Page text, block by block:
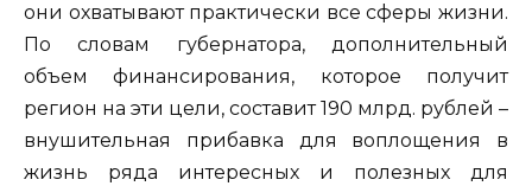
они охватывают практически все сферы жизни.
По словам губернатора, дополнительный
объем финансирования, которое получит
регион на эти цели, составит 190 млрд. рублей –
внушительная прибавка для воплощения в
жизнь ряда интересных и полезных для